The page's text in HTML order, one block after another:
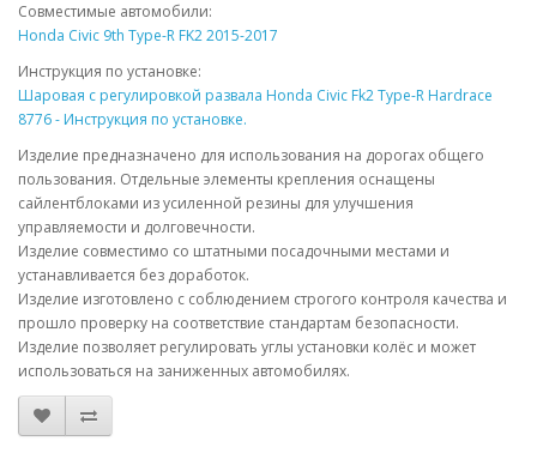
Совместимые автомобили:
Honda Civic 9th Type-R FK2 2015-2017
Инструкция по установке:
Шаровая с регулировкой развала Honda Civic Fk2 Type-R Hardrace
8776 - Инструкция по установке.
Изделие предназначено для использования на дорогах общего
пользования. Отдельные элементы крепления оснащены
сайлентблоками из усиленной резины для улучшения
управляемости и долговечности.
Изделие совместимо со штатными посадочными местами и
устанавливается без доработок.
Изделие изготовлено с соблюдением строгого контроля качества и
прошло проверку на соответствие стандартам безопасности.
Изделие позволяет регулировать углы установки колёс и может
использоваться на заниженных автомобилях.